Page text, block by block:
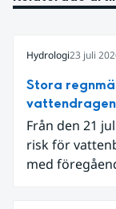
Hydrologi23 juli
Stora
vattendragen
Från den 21
risk för
med